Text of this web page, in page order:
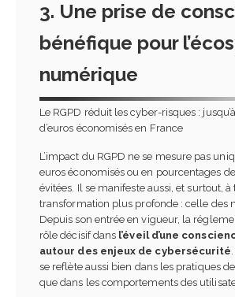
3. Une prise de
bénéfique pour
numérique
Le RGPD réduit les cyber-risques :
d’euros économisés en France
L’impact du RGPD ne se mesure pas
euros économisés ou en pourcentages
évitées. Il se manifeste aussi, et surtout,
transformation plus profonde : celle des
Depuis son entrée en vigueur, la
rôle décisif dans l’éveil d’une
autour des enjeux de cybersécurité
se reflète aussi bien dans les pratiques
que dans les comportements des